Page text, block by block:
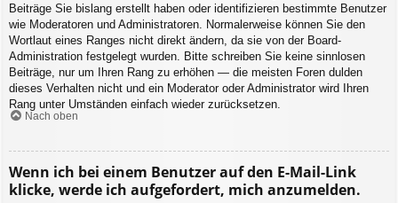
Beiträge Sie bislang erstellt haben oder identifizieren bestimmte Benutzer
wie Moderatoren und Administratoren. Normalerweise können Sie den
Wortlaut eines Ranges nicht direkt ändern, da sie von der Board-
Administration festgelegt wurden. Bitte schreiben Sie keine sinnlosen
Beiträge, nur um Ihren Rang zu erhöhen — die meisten Foren dulden
dieses Verhalten nicht und ein Moderator oder Administrator wird Ihren
Rang unter Umständen einfach wieder zurücksetzen.
Nach oben
Wenn ich bei einem Benutzer auf den E-Mail-Link
klicke, werde ich aufgefordert, mich anzumelden.